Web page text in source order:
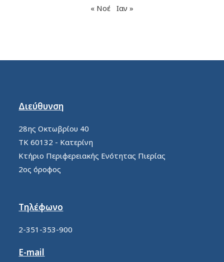
« Νοέ Ιαν »
Διεύθυνση
28ης Οκτωβρίου 40
ΤΚ 60132 - Κατερίνη
Κτήριο Περιφερειακής Ενότητας Πιερίας
2ος όροφος
Τηλέφωνο
2-351-353-900
E-mail